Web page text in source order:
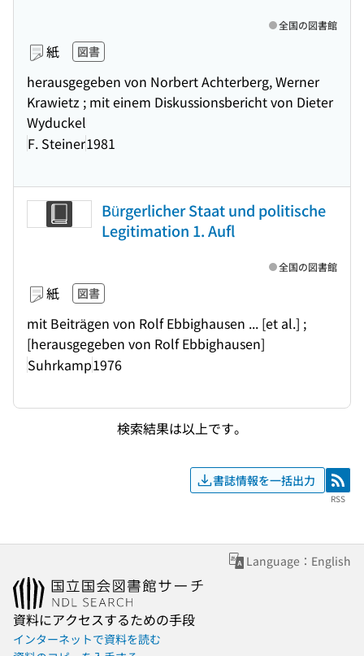
紙 図書
herausgegeben von Norbert Achterberg, Werner
Krawietz ; mit einem Diskussionsbericht von Dieter
Wyduckel
F. Steiner1981
全国の図書館
Bürgerlicher Staat und politische
Legitimation 1. Aufl
紙 図書
mit Beiträgen von Rolf Ebbighausen ... [et al.] ;
[herausgegeben von Rolf Ebbighausen]
Suhrkamp1976
全国の図書館
検索結果は以上です。
書誌情報を一括出力 RSS
RSS
Language：English
資料にアクセスするための手段
インターネットで資料を読む